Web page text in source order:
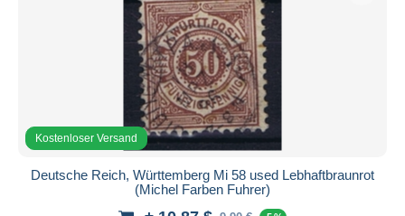
Kostenloser Versand
Deutsche Reich, Württemberg Mi 58 used Lebhaftbraunrot
(Michel Farben Fuhrer)